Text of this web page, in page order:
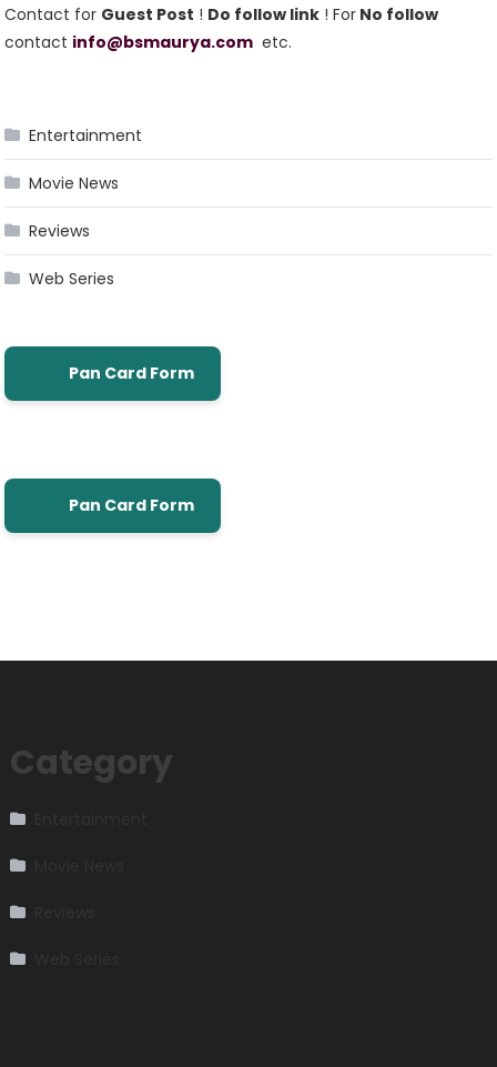
Contact for Guest Post ! Do follow link ! For No follow
contact info@bsmaurya.com etc.
Entertainment
Movie News
Reviews
Web Series
Pan Card Form
Pan Card Form
Category